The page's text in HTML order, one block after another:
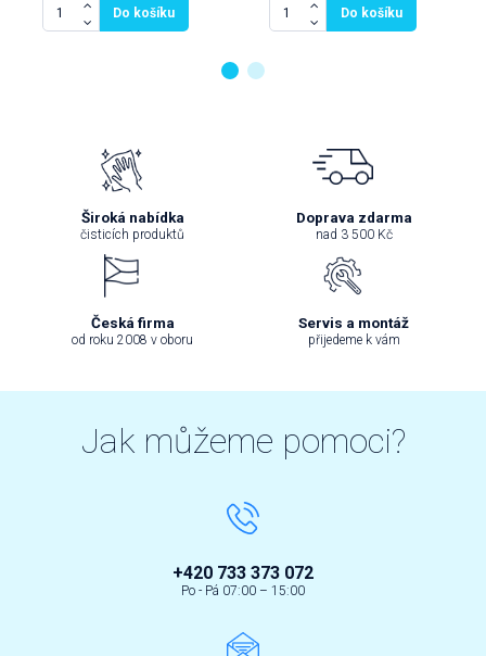
Do košíku Do košíku
Široká nabídka
čisticích produktů
Doprava zdarma
nad 3 500 Kč
Česká firma
od roku 2008 v oboru
Servis a montáž
přijedeme k vám
Jak můžeme pomoci?
+420 733 373 072
Po - Pá 07:00 – 15:00